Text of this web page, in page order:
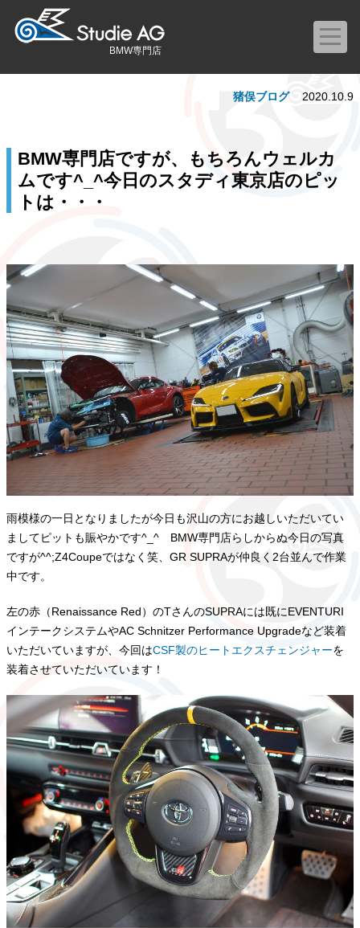
BMW専門店
BMW専門店ですが、もちろんウェルカ
ムです^_^今日のスタディ東京店のピッ
トは・・・
猪俣ブログ 2020.10.9
雨模様の一日となりましたが今日も沢山の方にお越しいただいてい
ましてピットも賑やかです^_^ BMW専門店らしからぬ今日の写真
ですが^^;Z4Coupeではなく笑、GR SUPRAが仲良く2台並んで作業
中です。
左の赤（Renaissance Red）のTさんのSUPRAには既にEVENTURI
インテークシステムやAC Schnitzer Performance Upgradeなど装着
いただいていますが、今回はCSF製のヒートエクスチェンジャーを
装着させていただいています！